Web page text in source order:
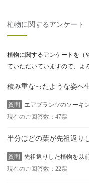
植物に関するアンケート
植物に関するアンケートを（
ていただいていますので、よ
積み重なったような姿へ
質問
エアプランツのソーキ
現在のご回答数：47票
半分ほどの葉が先祖返り
質問
先祖返りした植物を以
現在のご回答数：22票